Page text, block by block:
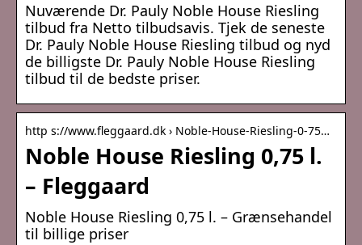
Nuværende Dr. Pauly Noble House Riesling
tilbud fra Netto tilbudsavis. Tjek de seneste
Dr. Pauly Noble House Riesling tilbud og nyd
de billigste Dr. Pauly Noble House Riesling
tilbud til de bedste priser.
http s://www.fleggaard.dk › Noble-House-Riesling-0-75…
Noble House Riesling 0,75 l.
– Fleggaard
Noble House Riesling 0,75 l. – Grænsehandel
til billige priser